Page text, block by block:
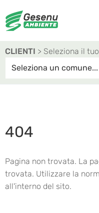
CLIENTI > Seleziona il
404
Pagina non trovata. La
trovata. Utilizzare la
all'interno del sito.